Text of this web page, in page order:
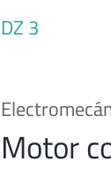
DZ 3
Motor